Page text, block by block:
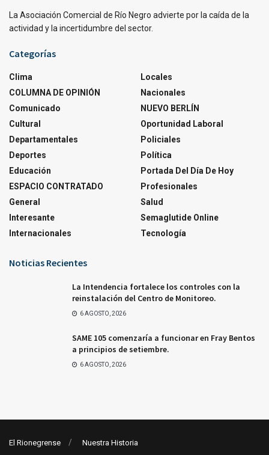
La Asociación Comercial de Río Negro advierte por la caída de la
actividad y la incertidumbre del sector.
Categorías
Clima
COLUMNA DE OPINIÓN
Comunicado
Cultural
Departamentales
Deportes
Educación
ESPACIO CONTRATADO
General
Interesante
Internacionales
Locales
Nacionales
NUEVO BERLÍN
Oportunidad Laboral
Policiales
Política
Portada Del Día De Hoy
Profesionales
Salud
Semaglutide Online
Tecnología
Noticias Recientes
La Intendencia fortalece los controles con la
reinstalación del Centro de Monitoreo.
6 AGOSTO, 2026
SAME 105 comenzaría a funcionar en Fray Bentos
a principios de setiembre.
6 AGOSTO, 2026
El Rionegrense Nuestra Historia